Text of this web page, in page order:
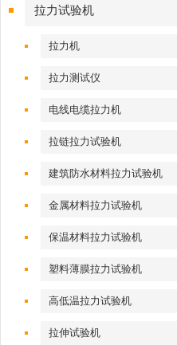
拉力试验机
拉力机
拉力测试仪
电线电缆拉力机
拉链拉力试验机
建筑防水材料拉力试验机
金属材料拉力试验机
保温材料拉力试验机
塑料薄膜拉力试验机
高低温拉力试验机
拉伸试验机